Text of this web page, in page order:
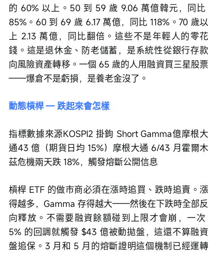
的 60% 以上。50 到 59 歲 9.06 萬億韓元，同比
85%。60 到 69 歲 6.17 萬億，同比 118%。70 歲以
上 2.13 萬億，同比翻倍。這些不是年輕人的零花
錢。這是退休金、防老儲蓄，是系統性從銀行存款
向風險資產轉移。一個 65 歲的人用融資買三星股票
——爆倉不是虧損，是養老金沒了。
動態槓桿 — 跌起來會怎樣
指標數據來源KOSPI2 掛鉤 Short Gamma億摩根大
通43 億（期貨日均 15%）摩根大通 6/43 月霍爾木
茲危機兩天跌 18%，觸發熔斷公開信息
槓桿 ETF 的做市商必須在漲時追買、跌時追賣。漲
得越多，Gamma 存得越大——然後在下跌時全部反
向釋放。不需要融資餘額碰到上限才會崩，一次
5% 的回調就觸發 $43 億被動拋盤，這還不算融資
盤追保。3 月和 5 月的熔斷證明這個機制已經運轉